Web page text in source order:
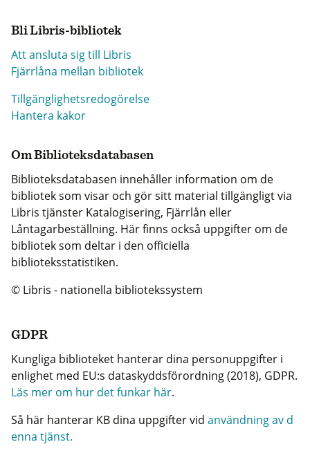
Bli Libris-bibliotek
Att ansluta sig till Libris
Fjärrlåna mellan bibliotek
Tillgänglighetsredogörelse
Hantera kakor
Om Biblioteksdatabasen
Biblioteksdatabasen innehåller information om de
bibliotek som visar och gör sitt material tillgängligt via
Libris tjänster Katalogisering, Fjärrlån eller
Låntagarbeställning. Här finns också uppgifter om de
bibliotek som deltar i den officiella
biblioteksstatistiken.
© Libris - nationella bibliotekssystem
GDPR
Kungliga biblioteket hanterar dina personuppgifter i
enlighet med EU:s dataskyddsförordning (2018), GDPR.
Läs mer om hur det funkar här.
Så här hanterar KB dina uppgifter vid användning av d
enna tjänst.